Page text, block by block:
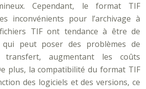
Cependant, le format TIF
inconvénients pour l’archivage à
TIF ont tendance à être de
peut poser des problèmes de
augmentant les coûts
plus, la compatibilité du format TIF
des logiciels et des versions, ce